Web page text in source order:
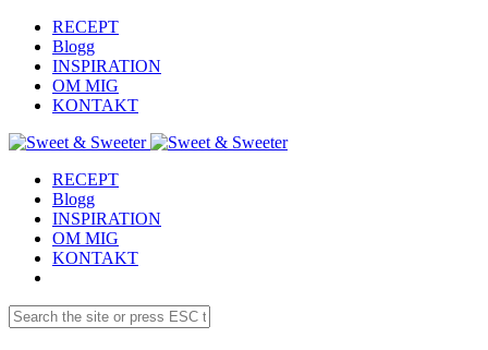
RECEPT
Blogg
INSPIRATION
OM MIG
KONTAKT
RECEPT
Blogg
INSPIRATION
OM MIG
KONTAKT